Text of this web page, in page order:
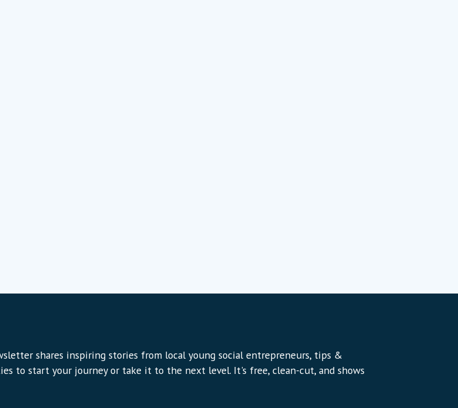
shares inspiring stories from local young social entrepreneurs, tips &
to start your journey or take it to the next level. It's free, clean-cut, and shows